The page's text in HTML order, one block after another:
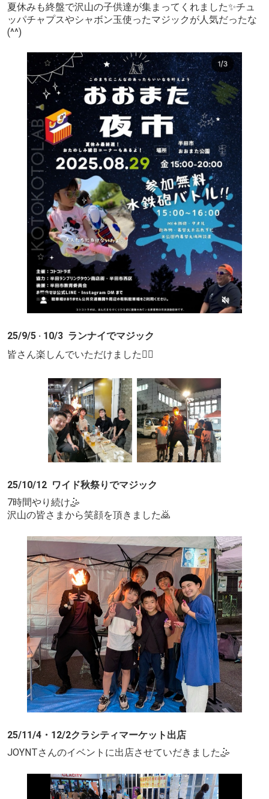
夏休みも終盤で沢山の子供達が集まってくれました✨チュ
ッパチャプスやシャボン玉使ったマジックが人気だったな
(^^)
25/9/5 · 10/3 ランナイでマジック
皆さん楽しんでいただけました👍🏻
25/10/12 ワイド秋祭りでマジック
7時間やり続け🤹
沢山の皆さまから笑顔を頂きました🙇
25/11/4・12/2クラシティマーケット出店
JOYNTさんのイベントに出店させていだきました🤹